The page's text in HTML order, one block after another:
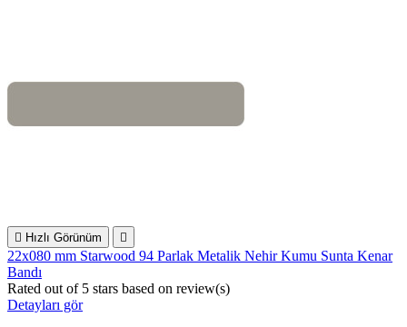
 Hızlı Görünüm 
22x080 mm Starwood 94 Parlak Metalik Nehir Kumu Sunta Kenar
Bandı
Rated out of 5 stars based on review(s)
Detayları gör